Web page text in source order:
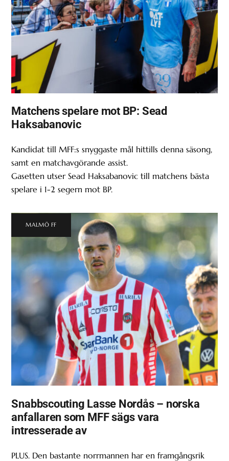
Matchens spelare mot BP: Sead
Haksabanovic
Kandidat till MFF:s snyggaste mål hittills denna säsong,
samt en matchavgörande assist.
Gasetten utser Sead Haksabanovic till matchens bästa
spelare i 1-2 segern mot BP.
MALMÖ FF
Snabbscouting Lasse Nordås – norska
anfallaren som MFF sägs vara
intresserade av
PLUS. Den bastante norrmannen har en framgångsrik